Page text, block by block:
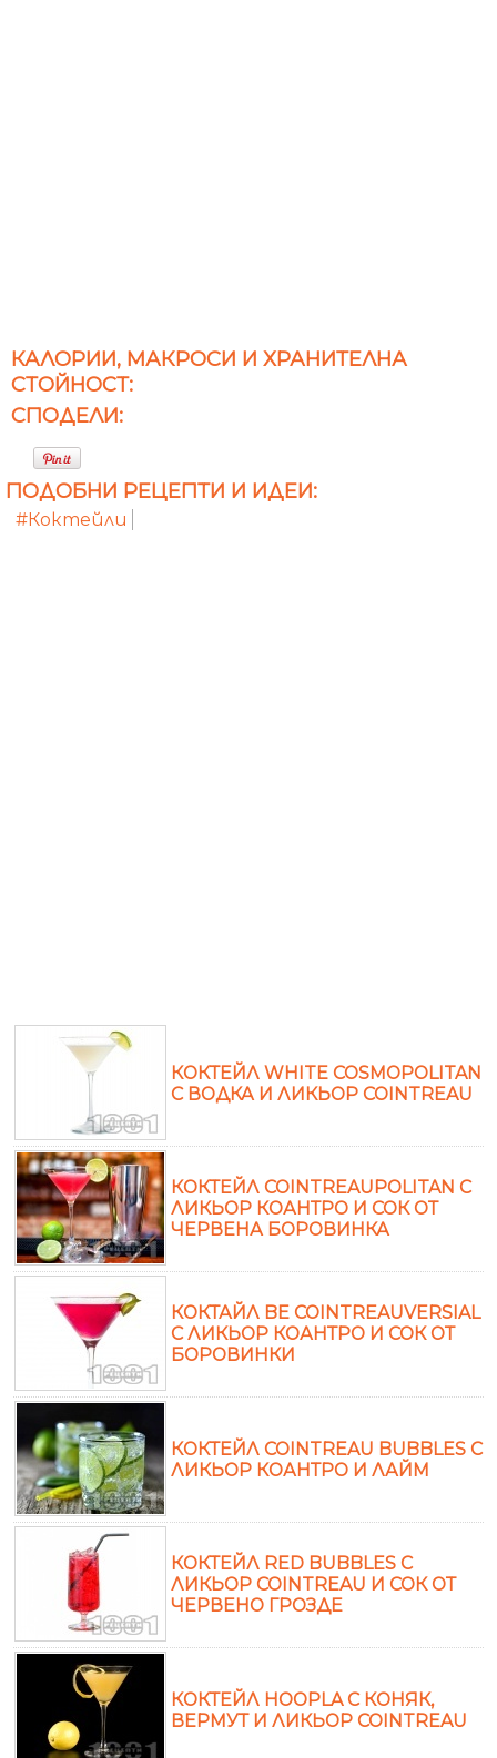
КАЛОРИИ, МАКРОСИ И ХРАНИТЕЛНА
СТОЙНОСТ:
СПОДЕЛИ:
ПОДОБНИ РЕЦЕПТИ И ИДЕИ:
#Коктейли
КОКТЕЙЛ WHITE COSMOPOLITAN
С ВОДКА И ЛИКЬОР COINTREAU
КОКТЕЙЛ COINTREAUPOLITAN С
ЛИКЬОР КОАНТРО И СОК ОТ
ЧЕРВЕНА БОРОВИНКА
КОКТАЙЛ BE COINTREAUVERSIAL
С ЛИКЬОР КОАНТРО И СОК ОТ
БОРОВИНКИ
КОКТЕЙЛ COINTREAU BUBBLES С
ЛИКЬОР КОАНТРО И ЛАЙМ
КОКТЕЙЛ RED BUBBLES С
ЛИКЬОР COINTREAU И СОК ОТ
ЧЕРВЕНО ГРОЗДЕ
КОКТЕЙЛ HOOPLA С КОНЯК,
ВЕРМУТ И ЛИКЬОР COINTREAU